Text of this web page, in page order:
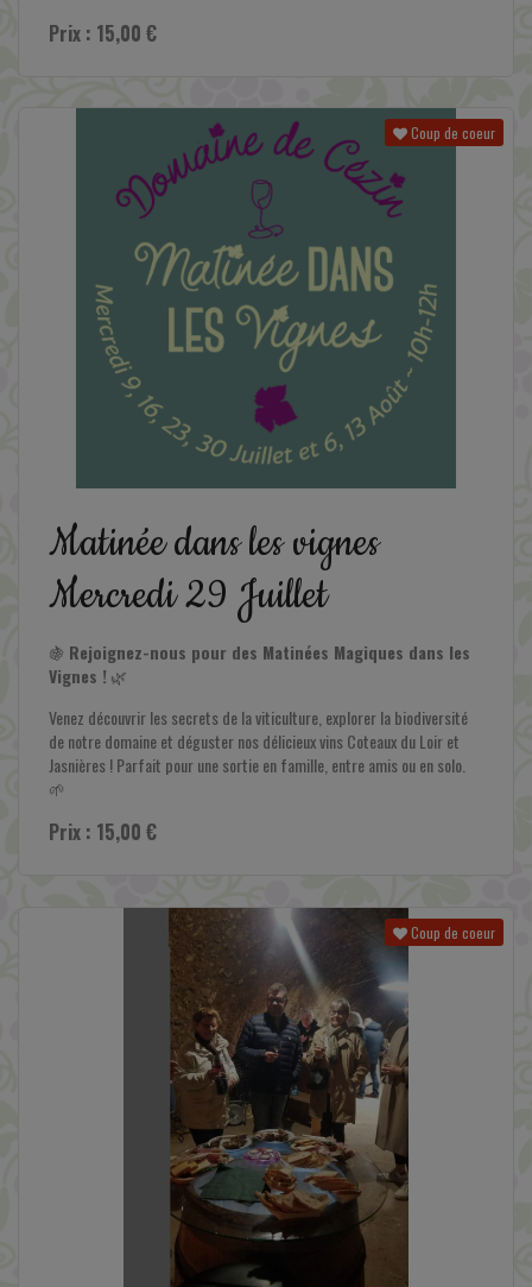
Prix : 15,00 €
Coup de coeur
Matinée dans les vignes
Mercredi 29 Juillet
🍇 Rejoignez-nous pour des Matinées Magiques dans les
Vignes ! 🌿
Venez découvrir les secrets de la viticulture, explorer la biodiversité
de notre domaine et déguster nos délicieux vins Coteaux du Loir et
Jasnières ! Parfait pour une sortie en famille, entre amis ou en solo.
🌱
Prix : 15,00 €
En savoir plus
Coup de coeur